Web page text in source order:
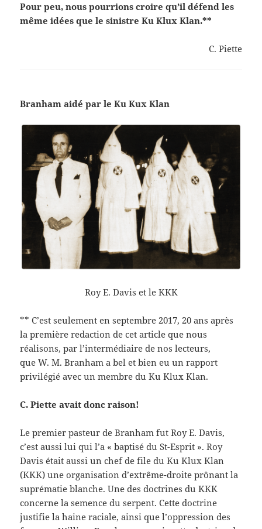
Pour peu, nous pourrions croire qu’il défend les
même idées que le sinistre Ku Klux Klan.**
C. Piette
Branham aidé par le Ku Kux Klan
Roy E. Davis et le KKK
** C’est seulement en septembre 2017, 20 ans après
la première redaction de cet article que nous
réalisons, par l’intermédiaire de nos lecteurs,
que W. M. Branham a bel et bien eu un rapport
privilégié avec un membre du Ku Klux Klan.
C. Piette avait donc raison!
Le premier pasteur de Branham fut Roy E. Davis,
c’est aussi lui qui l’a « baptisé du St-Esprit ». Roy
Davis était aussi un chef de file du Ku Klux Klan
(KKK) une organisation d’extrême-droite prônant la
suprématie blanche. Une des doctrines du KKK
concerne la semence du serpent. Cette doctrine
justifie la haine raciale, ainsi que l’oppression des